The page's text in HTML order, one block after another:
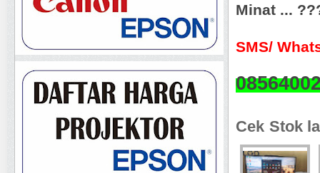
Minat ...
SMS/
Cek Stok